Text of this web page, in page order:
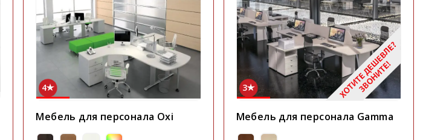
4
Мебель для персонала Oxi
3
Мебель для персонала Gamma